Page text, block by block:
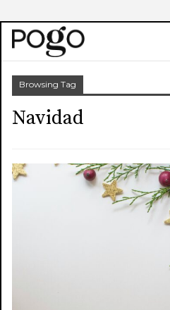
Browsing Tag
Navidad